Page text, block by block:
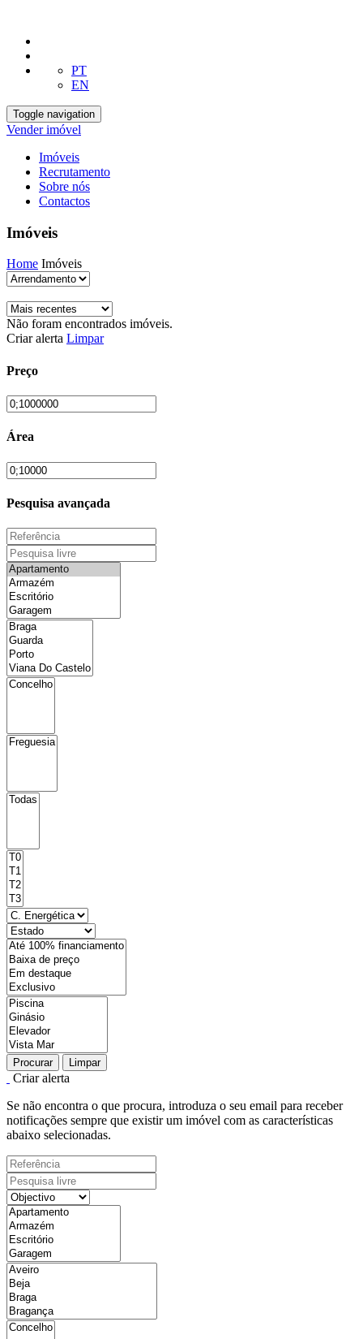
PT
EN
Toggle navigation
Vender imóvel
Imóveis
Recrutamento
Sobre nós
Contactos
Imóveis
Home Imóveis
Não foram encontrados imóveis.
Criar alerta Limpar
Preço
Área
Pesquisa avançada
Procurar Limpar
Criar alerta
Se não encontra o que procura, introduza o seu email para receber
notificações sempre que existir um imóvel com as características
abaixo selecionadas.